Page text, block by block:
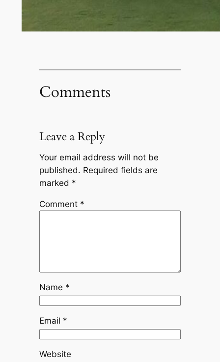
Comments
Leave a Reply
Your email address will not be
published. Required fields are
marked *
Comment *
Name *
Email *
Website